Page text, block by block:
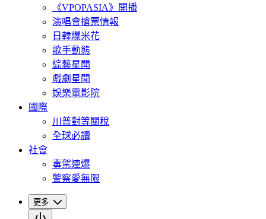
《VPOPASIA》開播
演唱會搶票情報
日韓爆米花
歌手動態
綜藝星聞
戲劇星聞
娛樂電影院
國際
川普對等關稅
全球必讀
社會
毒駕連爆
警察愛無限
更多